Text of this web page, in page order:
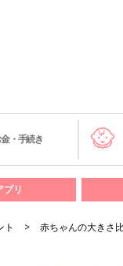
・手続き
プリ
ト 赤ちゃんの大きさ